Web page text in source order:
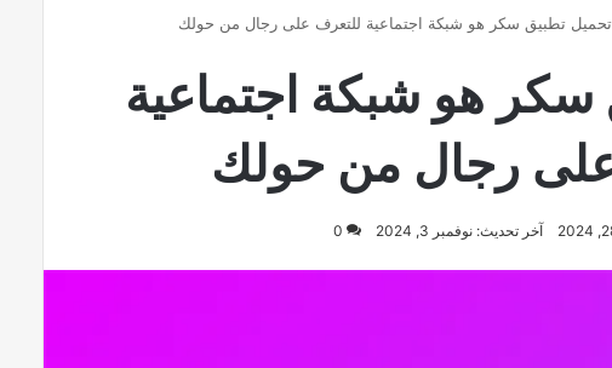
تحميل تطبيق سكر هو شبكة اجتماعية للتعرف على رجال من حولك
سكر هو شبكة اجتماعية
رجال من حولك
آخر تحديث: نوفمبر 3, 2024 0